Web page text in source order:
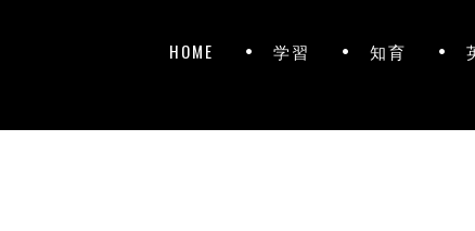
HOME 学習 知育